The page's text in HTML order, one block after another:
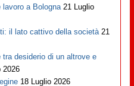
a Bologna 21 Luglio
il lato cattivo della società 21
tra desiderio di un altrove e
2026
18 Luglio 2026